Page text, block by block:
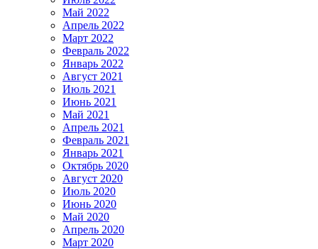
Май 2022
Апрель 2022
Март 2022
Февраль 2022
Январь 2022
Август 2021
Июль 2021
Июнь 2021
Май 2021
Апрель 2021
Февраль 2021
Январь 2021
Октябрь 2020
Август 2020
Июль 2020
Июнь 2020
Май 2020
Апрель 2020
Март 2020